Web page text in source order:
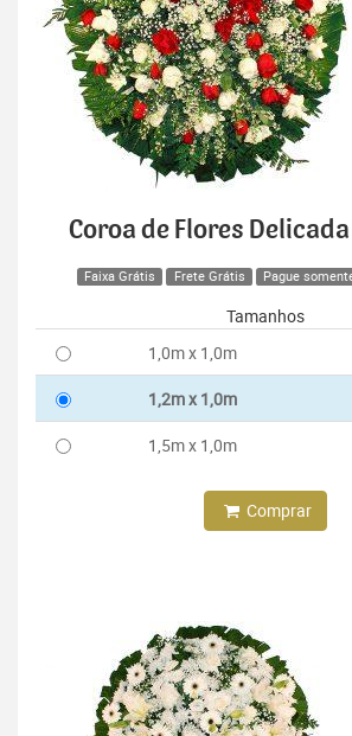
Coroa de Flores
Faixa Grátis Frete Grátis Pague
Tamanhos
1,0m x 1,0m
1,2m x 1,0m
1,5m x 1,0m
Comprar